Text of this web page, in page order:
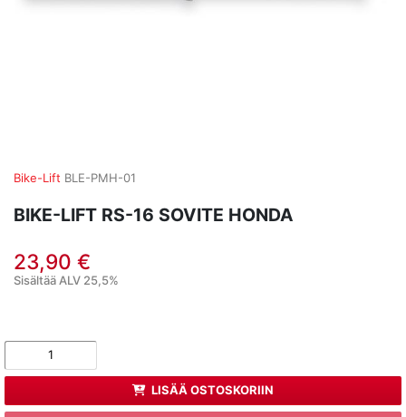
Bike-Lift BLE-PMH-01
BIKE-LIFT RS-16 SOVITE HONDA
23,90 €
Sisältää ALV 25,5%
LISÄÄ OSTOSKORIIN